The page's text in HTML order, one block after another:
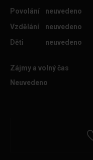
Povolání
neuvedeno
Vzdělání
neuvedeno
Děti
neuvedeno
Zájmy a volný čas
Neuvedeno